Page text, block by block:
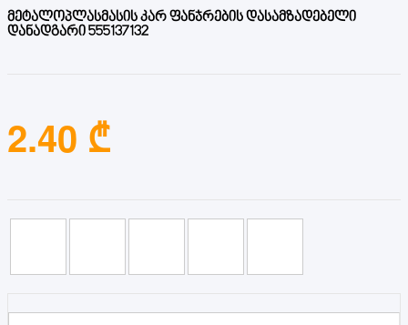
მეტალოპლასმასის კარ ფანჯრების დასამზადებელი
დანადგარი 555137132
2.40 ₾